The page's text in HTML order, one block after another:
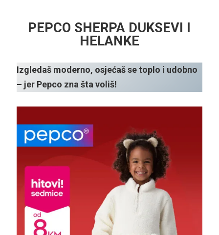
PEPCO SHERPA DUKSEVI I
HELANKE
Izgledaš moderno, osjećaš se toplo i udobno
– jer Pepco zna šta voliš!